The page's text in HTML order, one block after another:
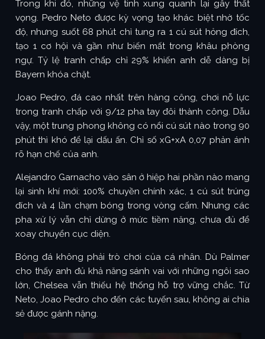
Trong khi đó, những vệ tinh xung quanh lại gây thất
vọng. Pedro Neto được kỳ vọng tạo khác biệt nhờ tốc
độ, nhưng suốt 68 phút chỉ tung ra 1 cú sút hỏng đích,
tạo 1 cơ hội và gần như biến mất trong khâu phòng
ngự. Tỷ lệ tranh chấp chỉ 29% khiến anh dễ dàng bị
Bayern khóa chặt.
Joao Pedro, đá cao nhất trên hàng công, chơi nỗ lực
trong tranh chấp với 9/12 pha tay đôi thành công. Dẫu
vậy, một trung phong không có nổi cú sút nào trong 90
phút thì khó để lại dấu ấn. Chỉ số xG+xA 0,07 phản ánh
rõ hạn chế của anh.
Alejandro Garnacho vào sân ở hiệp hai phần nào mang
lại sinh khí mới: 100% chuyền chính xác, 1 cú sút trúng
đích và 4 lần chạm bóng trong vòng cấm. Nhưng các
pha xử lý vẫn chỉ dừng ở mức tiềm năng, chưa đủ để
xoay chuyển cục diện.
Bóng đá không phải trò chơi của cá nhân. Dù Palmer
cho thấy anh đủ khả năng sánh vai với những ngôi sao
lớn, Chelsea vẫn thiếu hệ thống hỗ trợ vững chắc. Từ
Neto, Joao Pedro cho đến các tuyến sau, không ai chia
sẻ được gánh nặng.